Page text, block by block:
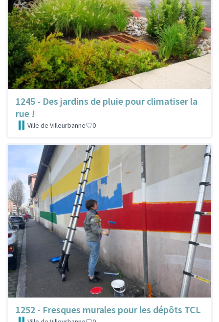
1245 - Des jardins de pluie pour climatiser la
rue !
Ville de Villeurbanne 0
1252 - Fresques murales pour les dépôts TCL